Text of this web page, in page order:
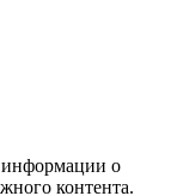
информации о
контента.